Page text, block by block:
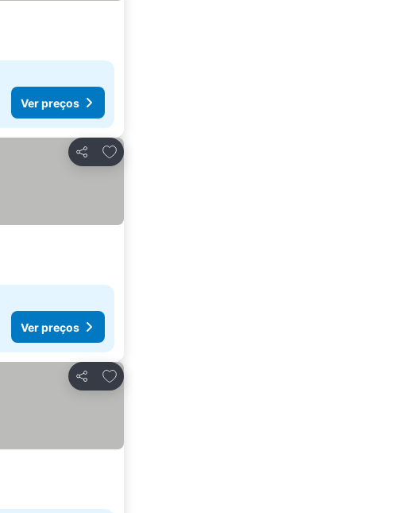
Ver preços
Partilhar
Adicionar aos favoritos
Ver preços
Partilhar
Adicionar aos favoritos